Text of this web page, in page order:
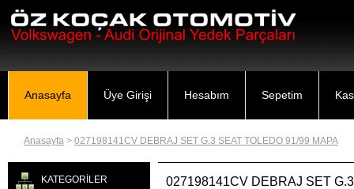
Anasayfa Üye Girişi Hesabım Sepetim
Anasayfa > 027198141CV DEBRAJ SET G.3 SEAT TOLEDO 91/99 MAPA
KATEGORİLER 027198141CV DEBRAJ SET